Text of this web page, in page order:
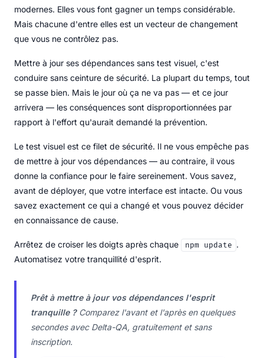
modernes. Elles vous font gagner un temps considérable.
Mais chacune d'entre elles est un vecteur de changement
que vous ne contrôlez pas.
Mettre à jour ses dépendances sans test visuel, c'est
conduire sans ceinture de sécurité. La plupart du temps, tout
se passe bien. Mais le jour où ça ne va pas — et ce jour
arrivera — les conséquences sont disproportionnées par
rapport à l'effort qu'aurait demandé la prévention.
Le test visuel est ce filet de sécurité. Il ne vous empêche pas
de mettre à jour vos dépendances — au contraire, il vous
donne la confiance pour le faire sereinement. Vous savez,
avant de déployer, que votre interface est intacte. Ou vous
savez exactement ce qui a changé et vous pouvez décider
en connaissance de cause.
Arrêtez de croiser les doigts après chaque npm update .
Automatisez votre tranquillité d'esprit.
Prêt à mettre à jour vos dépendances l'esprit
tranquille ?Comparez l'avant et l'après en quelques
secondes avec Delta-QA, gratuitement et sans
inscription.